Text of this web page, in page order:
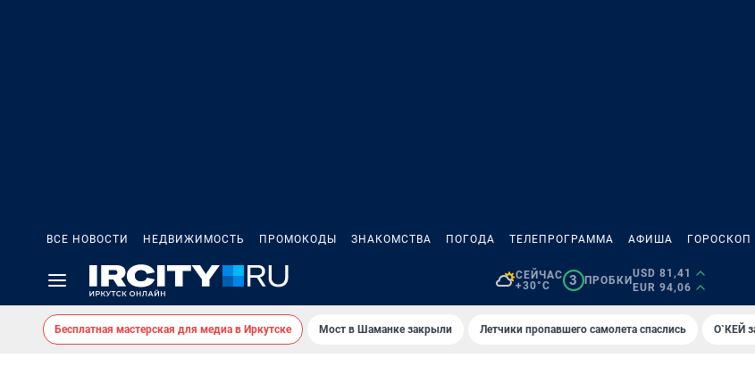
ВСЕ НОВОСТИ НЕДВИЖИМОСТЬ ПРОМОКОДЫ ЗНАКОМСТВА ПОГОДА ТЕЛЕПРОГРАММА АФИША ГОРОСКОП
СЕЙЧАС
+30°C
3 ПРОБКИ
USD 81,41
EUR 94,06
Бесплатная мастерская для медиа в Иркутске Мост в Шаманке закрыли Летчики пропавшего самолета спаслись О`КЕЙ